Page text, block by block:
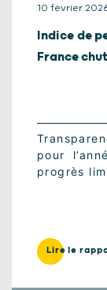
10 février
Indice de
France
pour
progrès
Lire le